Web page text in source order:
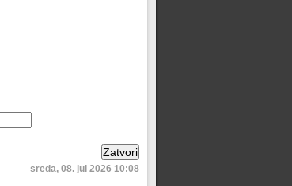
sreda, 08. jul 2026 10:08